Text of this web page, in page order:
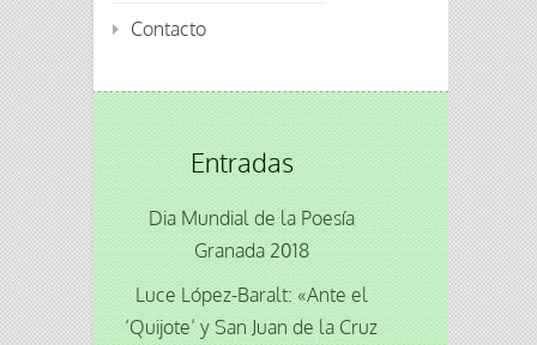
Contacto
Entradas
Dia Mundial de la Poesía
Granada 2018
Luce López-Baralt: «Ante el
‘Quijote’ y San Juan de la Cruz